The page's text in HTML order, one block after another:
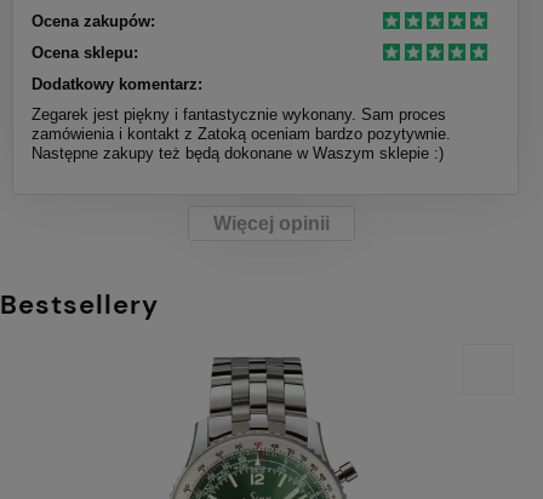
Ocena zakupów:
Ocena sklepu:
Dodatkowy komentarz:
Zegarek jest piękny i fantastycznie wykonany. Sam proces
zamówienia i kontakt z Zatoką oceniam bardzo pozytywnie.
Następne zakupy też będą dokonane w Waszym sklepie :)
Więcej opinii
Bestsellery